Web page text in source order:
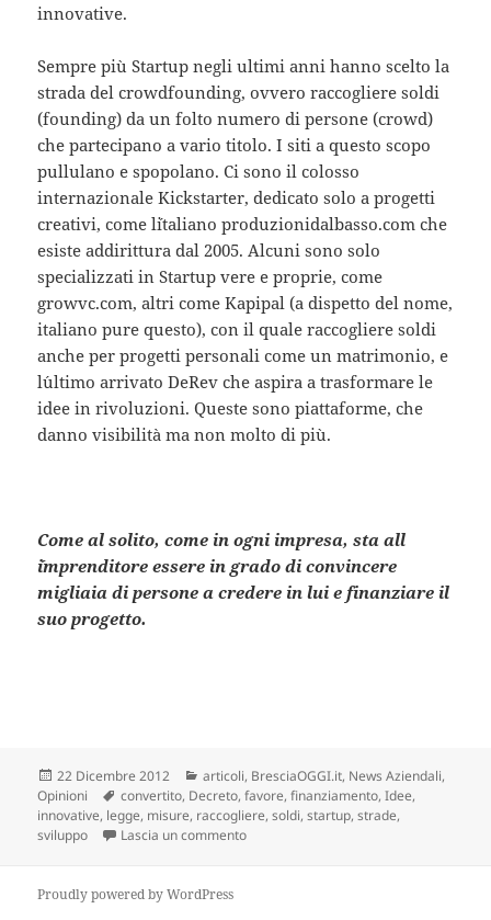
innovative.
Sempre più Startup negli ultimi anni hanno scelto la
strada del crowdfounding, ovvero raccogliere soldi
(founding) da un folto numero di persone (crowd)
che partecipano a vario titolo. I siti a questo scopo
pullulano e spopolano. Ci sono il colosso
internazionale Kickstarter, dedicato solo a progetti
creativi, come l´italiano produzionidalbasso.com che
esiste addirittura dal 2005. Alcuni sono solo
specializzati in Startup vere e proprie, come
growvc.com, altri come Kapipal (a dispetto del nome,
italiano pure questo), con il quale raccogliere soldi
anche per progetti personali come un matrimonio, e
l´ultimo arrivato DeRev che aspira a trasformare le
idee in rivoluzioni. Queste sono piattaforme, che
danno visibilità ma non molto di più.
Come al solito, come in ogni impresa, sta all
´imprenditore essere in grado di convincere
migliaia di persone a credere in lui e finanziare il
suo progetto.
Scritto
il
22 Dicembre 2012 Categorie
articoli, BresciaOGGI.it, News Aziendali,
Opinioni
Tag
convertito, Decreto,favore,finanziamento,Idee,
innovative, legge, misure, raccogliere,soldi,startup,strade,
sviluppo
Lascia un commentosu Sviluppo 2: partenza con il nodo
Proudly powered by WordPress